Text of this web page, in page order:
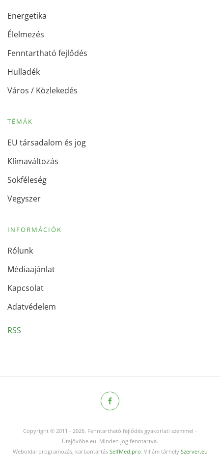
Energetika
Élelmezés
Fenntartható fejlődés
Hulladék
Város / Közlekedés
TÉMÁK
EU társadalom és jog
Klímaváltozás
Sokféleség
Vegyszer
INFORMÁCIÓK
Rólunk
Médiaajánlat
Kapcsolat
Adatvédelem
RSS
Copyright © 2011 - 2026. Fenntartható fejlődés gyakorlati szemmel -
Útajövőbe.eu. Minden jog fenntartva.
Weboldal programozás, karbantartás SelfMed.pro. Villám tárhely Szerver.eu